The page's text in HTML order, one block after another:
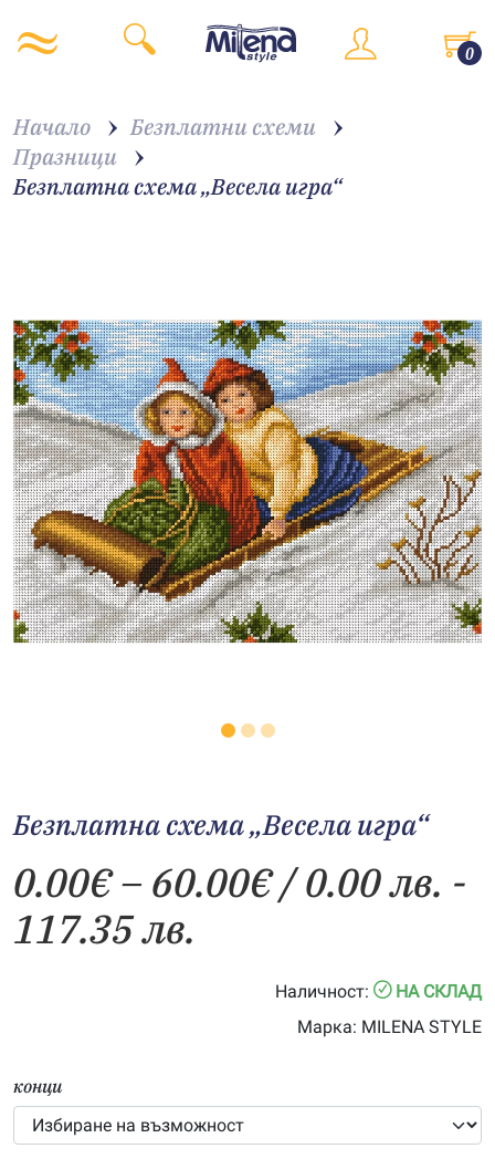
0
Начало
Безплатни схеми
Празници
Безплатна схема „Весела игра“
Безплатна схема „Весела игра“
0.00€–60.00€Price
0.00€
through
/ 0.00 лв. -
117.35 лв.
Наличност:
НА СКЛАД
Марка: MILENA STYLE
конци